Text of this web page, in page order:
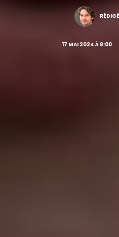
17 MAI 2024 À 8:00